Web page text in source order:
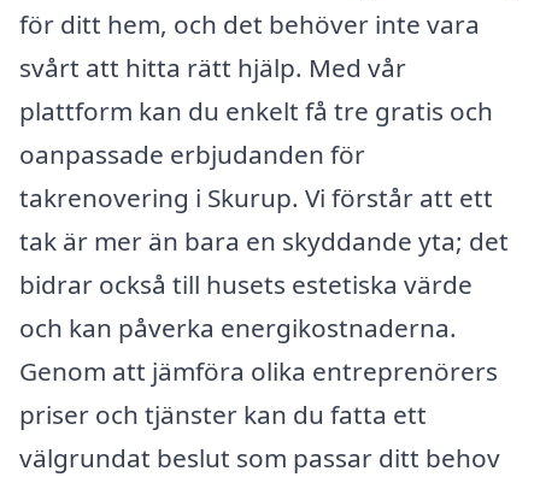
för ditt hem, och det behöver inte vara
svårt att hitta rätt hjälp. Med vår
plattform kan du enkelt få tre gratis och
oanpassade erbjudanden för
takrenovering i Skurup. Vi förstår att ett
tak är mer än bara en skyddande yta; det
bidrar också till husets estetiska värde
och kan påverka energikostnaderna.
Genom att jämföra olika entreprenörers
priser och tjänster kan du fatta ett
välgrundat beslut som passar ditt behov